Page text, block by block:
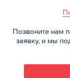
Позвоните нам
заявку, и мы